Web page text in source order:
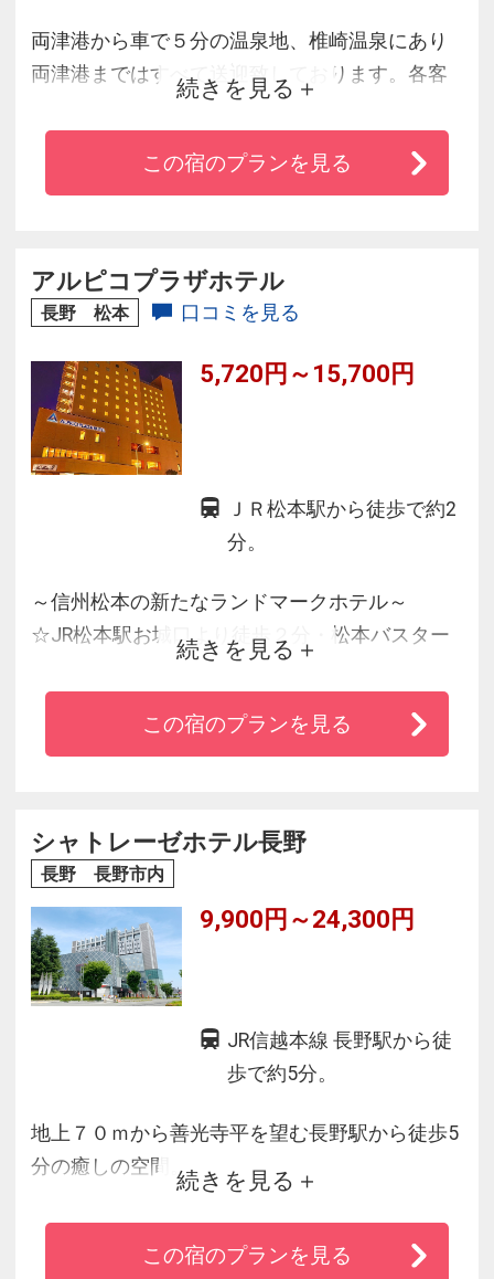
両津港から車で５分の温泉地、椎崎温泉にあり
両津港まではすべて送迎致しております。各客
室からは日本百景の加茂湖・両津湾が一望でき
ます。団体様には宴会場にて、地元民謡団によ
る佐渡おけさなどの伝統芸能をご観賞いただき
す。
続きを見る
この宿のプランを見る
アルピコプラザホテル
長野 松本 口コミを見る
5,720円～15,700円
ＪＲ松本駅から徒歩で約2
分。
～信州松本の新たなランドマークホテル～
☆JR松本駅お城口より徒歩２分・松本バスター
ミナル隣、観光・ビジネスの拠点に最適なロケ
ーション！
☆シングルルーム140cm幅・ダブルルーム
がオープン♪
続きを見る
この宿のプランを見る
シャトレーゼホテル長野
長野 長野市内
9,900円～24,300円
JR信越本線 長野駅から徒
歩で約5分。
地上７０ｍから善光寺平を望む長野駅から徒歩5
分の癒しの空間。
善光寺平で新たな出会いが待つ港。心波打つ、
空に続くアトリウム階段。地上７０ｍの展望レ
ストランで過ごす壮大なパノラマとの格別のひ
続きを見る
この宿のプランを見る